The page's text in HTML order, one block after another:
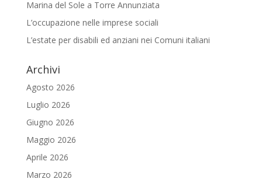
Marina del Sole a Torre Annunziata
L’occupazione nelle imprese sociali
L’estate per disabili ed anziani nei Comuni italiani
Archivi
Agosto 2026
Luglio 2026
Giugno 2026
Maggio 2026
Aprile 2026
Marzo 2026